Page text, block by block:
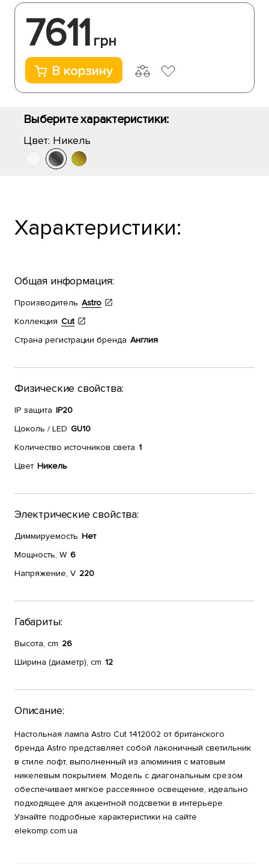
7611 грн
В корзину
Выберите характеристики:
Цвет: Никель
Характеристики:
Общая информация:
Производитель Astro
Коллекция Cut
Страна регистрации бренда Англия
Физические свойства:
IP защита IP20
Цоколь / LED GU10
Количество источников света 1
Цвет Никель
Электрические свойства:
Диммируемость Нет
Мощность, W 6
Напряжение, V 220
Габариты:
Высота, cm 26
Ширина (диаметр), cm 12
Описание:
Настольная лампа Astro Cut 1412002 от британского
бренда Astro представляет собой лаконичный светильник
в стиле лофт, выполненный из алюминия с матовым
никелевым покрытием. Модель с диагональным срезом
обеспечивает мягкое рассеянное освещение, идеально
подходящее для акцентной подсветки в интерьере.
Узнайте подробные характеристики на сайте
elekomp.com.ua